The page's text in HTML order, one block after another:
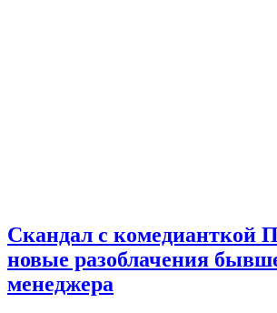
Скандал с комедианткой
новые разоблачения
менеджера